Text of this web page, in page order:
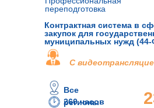
Контрактная система в
закупок для
муниципальных нужд
260 часов
Все
регионы
переподготовка
С